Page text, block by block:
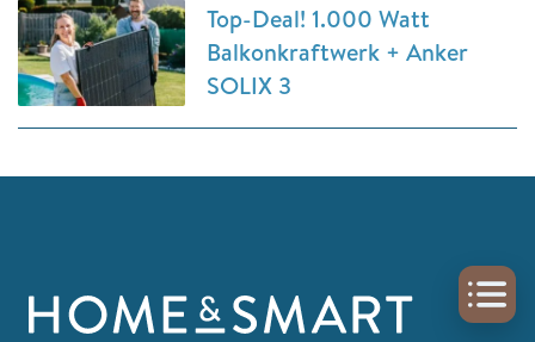
Top-Deal! 1.000 Watt
Balkonkraftwerk + Anker
SOLIX 3